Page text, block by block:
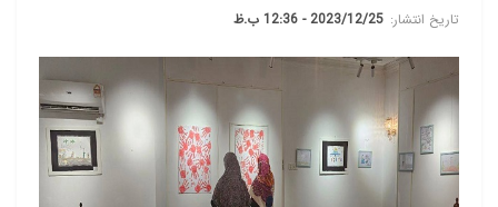
تاریخ انتشار: 2023/12/25 - 12:36 ب.ظ